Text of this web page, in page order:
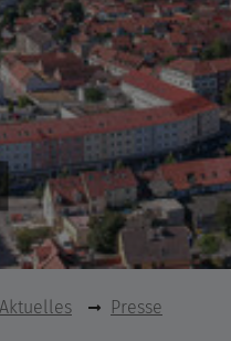
Aktuelles
Presse